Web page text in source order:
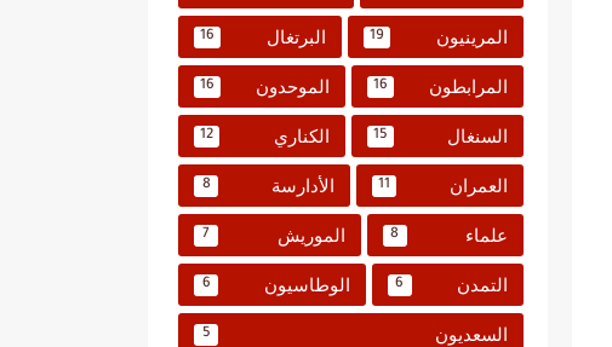
المرينيون 19 البرتغال 16
المرابطون 16 الموحدون 16
السنغال 15 الكناري 12
العمران 11 الأدارسة 8
علماء 8 الموريش 7
التمدن 6 الوطاسيون 6
السعديون 5